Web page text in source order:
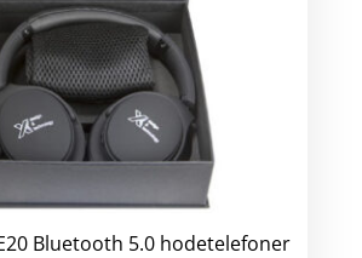
Bluetooth 5.0 hodetelefoner